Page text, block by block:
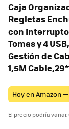
Caja
Regletas
con
Tomas y 4
Gestión de
1,5M
Hoy en Amazon —
El precio podría